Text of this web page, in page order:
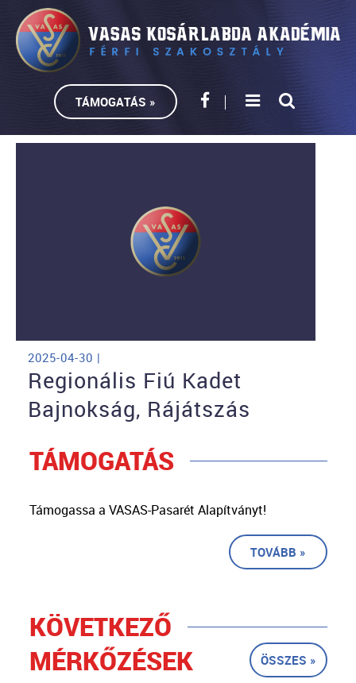
TÁMOGATÁS »
2025-04-30 |
Regionális Fiú Kadet
Bajnokság, Rájátszás
TÁMOGATÁS
Támogassa a VASAS-Pasarét Alapítványt!
TOVÁBB »
KÖVETKEZŐ
MÉRKŐZÉSEK
ÖSSZES »